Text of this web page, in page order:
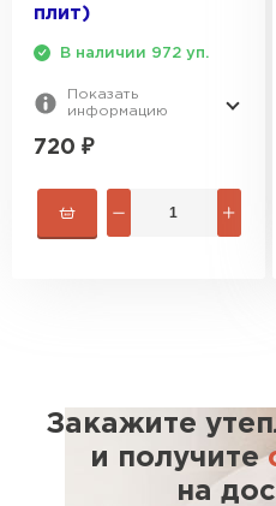
плит)
В наличии 972 уп.
Показать
информацию
720 ₽
Закажите
и получите
на
Утеплитель
Утеплитель Брит
Утеплитель
Утеплитель